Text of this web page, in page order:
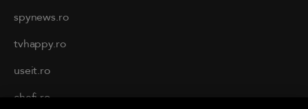
spynews.ro
tvhappy.ro
useit.ro
chefi.ro